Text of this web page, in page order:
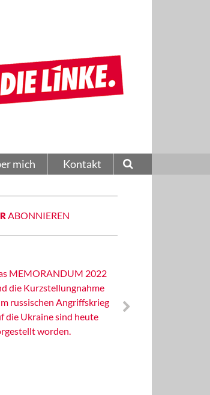
mich Kontakt
ABONNIEREN
MEMORANDUM 2022
die Kurzstellungnahme
russischen Angriffskrieg
die Ukraine sind heute
worden.